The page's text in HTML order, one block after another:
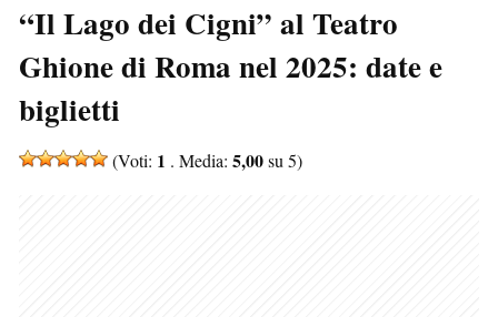
“Il Lago dei Cigni” al Teatro
Ghione di Roma nel 2025: date e
biglietti
(Voti: 1 . Media: 5,00su 5)